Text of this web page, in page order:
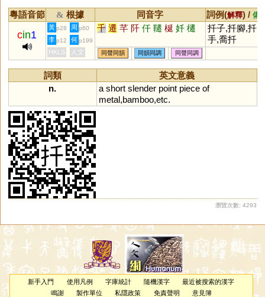
粵語音節 & 根據 同音字 詞例(解釋) / 備
cin1
黃 p28 周 p60 千 遷 芊 阡 仟 韆 梴 奷 櫏
扦子,扦腳,扦
手,喬扦
李 p12 何 p199
HKLS 人文 同聲同韻 同韻同調 同聲同調
詞類
英文意義
n.
a short slender point piece of
metal,bamboo,etc.
瀏覽次數: 4293
新手入門 使用凡例 字庫統計 隨機漢字
最近被搜索的漢字
鳴謝
製作單位 私隱政策 免責聲明 意見簿